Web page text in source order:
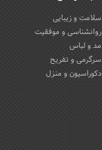
سلامت و زیبایی
روانشناسی و موفقیت
مد و لباس
سرگرمی و تفریح
دکوراسیون و منزل